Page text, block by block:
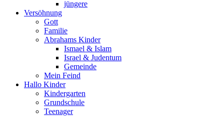
jüngere
Versöhnung
Gott
Familie
Abrahams Kinder
Ismael & Islam
Israel & Judentum
Gemeinde
Mein Feind
Hallo Kinder
Kindergarten
Grundschule
Teenager